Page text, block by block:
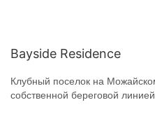
Bayside Residence
Клубный поселок на
собственной береговой линией